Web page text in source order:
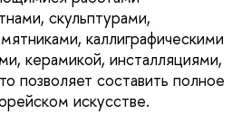
скульптурами,
каллиграфическими
керамикой, инсталляциями,
позволяет составить полное
искусстве.